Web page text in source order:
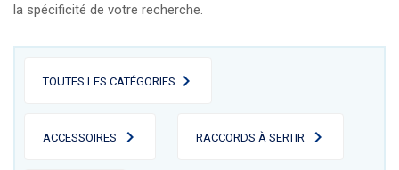
la spécificité de votre recherche.
TOUTES LES CATÉGORIES
ACCESSOIRES RACCORDS À SERTIR